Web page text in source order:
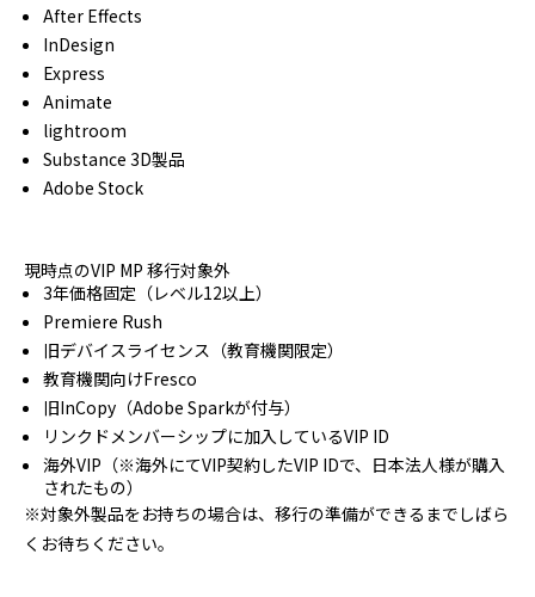
After Effects
InDesign
Express
Animate
lightroom
Substance 3D製品
Adobe Stock
現時点のVIP MP 移行対象外
3年価格固定（レベル12以上）
Premiere Rush
旧デバイスライセンス（教育機関限定）
教育機関向けFresco
旧InCopy（Adobe Sparkが付与）
リンクドメンバーシップに加入しているVIP ID
海外VIP（※海外にてVIP契約したVIP IDで、日本法人様が購入
されたもの）
※対象外製品をお持ちの場合は、移行の準備ができるまでしばら
くお待ちください。